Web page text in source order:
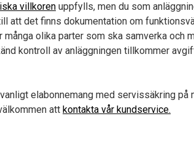
villkoren uppfylls, men du som
att det finns dokumentation om
många olika parter som ska samverka och
kontroll av anläggningen tillkommer
elabonnemang med servissäkring på
att kontakta vår kundservice.